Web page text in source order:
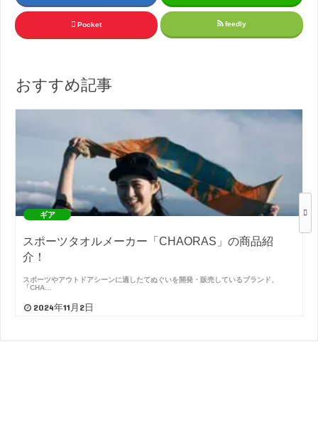
Pocket feedly
おすすめ記事
ギア
スポーツタオルメーカー「CHAORAS」の商品紹
介！
スポーツやアウトドアシーンに適したてぬぐいを開発・販売しているブランド、
「CHA…
2024年11月2日